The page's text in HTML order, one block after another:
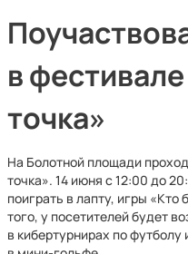
в
точка»
На Болотной площади
точка». 14 июня с 12:00 до
поиграть в лапту, игры
того, у посетителей будет
в кибертурнирах по